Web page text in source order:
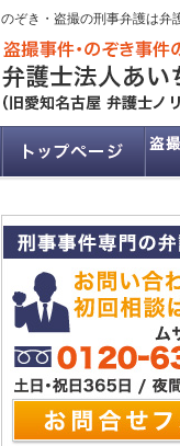
のぞき・盗撮の刑事弁護は弁